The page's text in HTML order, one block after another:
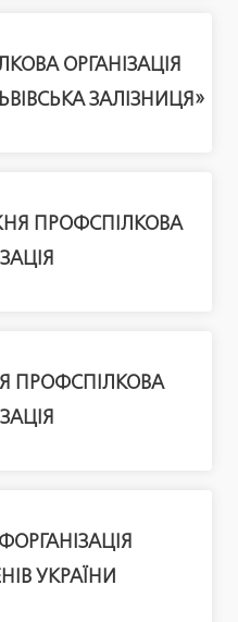
ОРГАНІЗАЦІЯ
ЗАЛІЗНИЦЯ»
ПРОФСПІЛКОВА
ПРОФСПІЛКОВА
УКРАЇНИ